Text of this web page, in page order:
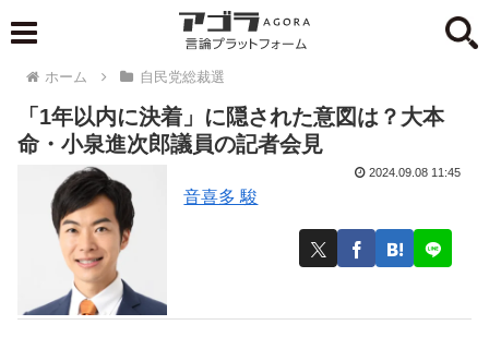
ホーム 自民党総裁選
「1年以内に決着」に隠された意図は？大本
命・小泉進次郎議員の記者会見
音喜多 駿
2024.09.08 11:45